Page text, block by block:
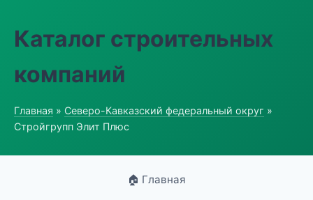
Каталог строительных
компаний
Главная » Северо-Кавказский федеральный округ »
Стройгрупп Элит Плюс
🏠 Главная